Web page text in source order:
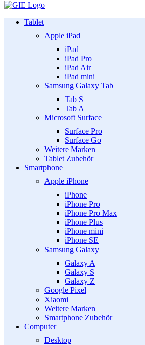
Tablet
Apple iPad
iPad
iPad Pro
iPad Air
iPad mini
Samsung Galaxy Tab
Tab S
Tab A
Microsoft Surface
Surface Pro
Surface Go
Weitere Marken
Tablet Zubehör
Smartphone
Apple iPhone
iPhone
iPhone Pro
iPhone Pro Max
iPhone Plus
iPhone mini
iPhone SE
Samsung Galaxy
Galaxy A
Galaxy S
Galaxy Z
Google Pixel
Xiaomi
Weitere Marken
Smartphone Zubehör
Computer
Desktop